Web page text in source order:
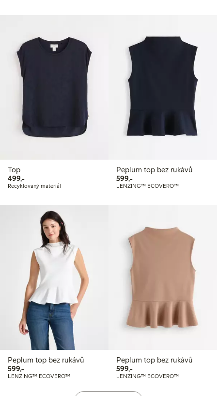
Top
499,-499,00 Kč
Recyklovaný materiál
Peplum top bez rukávů
599,-599,00 Kč
LENZING™ ECOVERO™
Peplum top bez rukávů
599,-599,00 Kč
LENZING™ ECOVERO™
Peplum top bez rukávů
599,-599,00 Kč
LENZING™ ECOVERO™